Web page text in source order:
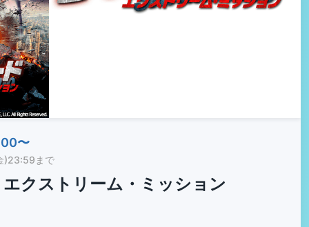
〜
)23:59まで
クストリーム・ミッション